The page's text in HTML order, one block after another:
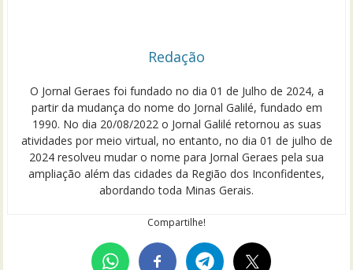
Redação
O Jornal Geraes foi fundado no dia 01 de Julho de 2024, a
partir da mudança do nome do Jornal Galilé, fundado em
1990. No dia 20/08/2022 o Jornal Galilé retornou as suas
atividades por meio virtual, no entanto, no dia 01 de julho de
2024 resolveu mudar o nome para Jornal Geraes pela sua
ampliação além das cidades da Região dos Inconfidentes,
abordando toda Minas Gerais.
Compartilhe!